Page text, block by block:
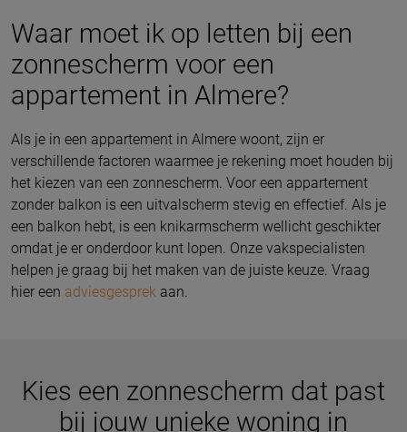
Waar moet ik op letten bij een
zonnescherm voor een
appartement in Almere?
Als je in een appartement in Almere woont, zijn er
verschillende factoren waarmee je rekening moet houden bij
het kiezen van een zonnescherm. Voor een appartement
zonder balkon is een uitvalscherm stevig en effectief. Als je
een balkon hebt, is een knikarmscherm wellicht geschikter
omdat je er onderdoor kunt lopen. Onze vakspecialisten
helpen je graag bij het maken van de juiste keuze. Vraag
hier een adviesgesprek aan.
Kies een zonnescherm dat past
bij jouw unieke woning in